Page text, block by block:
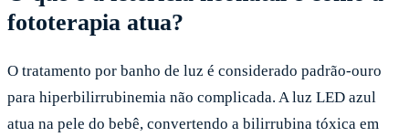
fototerapia atua?
O tratamento por banho de luz é considerado padrão-ouro
para hiperbilirrubinemia não complicada. A luz LED azul
atua na pele do bebê, convertendo a bilirrubina tóxica em